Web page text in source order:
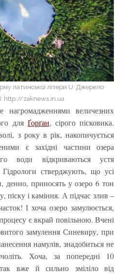
латинської літери U. Джерело
http://zaknews.in.ua
нагромадженнями величезних
для Ґорґан, сірого пісковика.
з року в рік, накопичується
є західні частини озера
води відкриваються устя
Гідрологи стверджують, що усі
денно, приносять у озеро 6 тон
піску і каміння. А підчас злив –
І хоча озеро замулюється,
є вкрай повільною. Вчені
замулення Синевиру, при
намулів, знадобиться не
Хоча, за попередні 10
вже й сильно зміліло від